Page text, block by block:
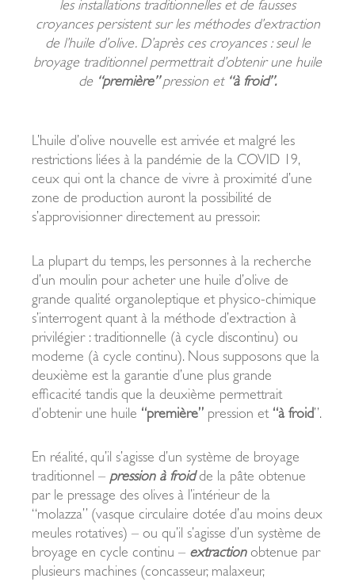
les installations traditionnelles et de fausses
croyances persistent sur les méthodes d’extraction
de l’huile d’olive. D’après ces croyances : seul le
broyage traditionnel permettrait d’obtenir une huile
de “première”pression et “à froid”.
L’huile d’olive nouvelle est arrivée et malgré les
restrictions liées à la pandémie de la COVID 19,
ceux qui ont la chance de vivre à proximité d’une
zone de production auront la possibilité de
s’approvisionner directement au pressoir.
La plupart du temps, les personnes à la recherche
d’un moulin pour acheter une huile d’olive de
grande qualité organoleptique et physico-chimique
s’interrogent quant à la méthode d’extraction à
privilégier : traditionnelle (à cycle discontinu) ou
moderne (à cycle continu). Nous supposons que la
deuxième est la garantie d’une plus grande
efficacité tandis que la deuxième permettrait
d’obtenir une huile “première” pression et “à froid”.
En réalité, qu’il s’agisse d’un système de broyage
traditionnel – pression à froidde la pâte obtenue
par le pressage des olives à l’intérieur de la
“molazza” (vasque circulaire dotée d’au moins deux
meules rotatives) – ou qu’il s’agisse d’un système de
broyage en cycle continu – extraction obtenue par
plusieurs machines (concasseur, malaxeur,